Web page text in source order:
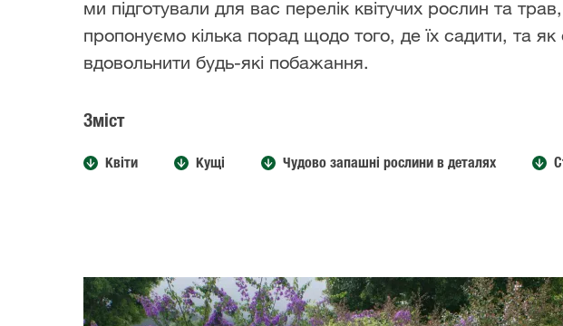
ми підготували для вас перелік квітучих рослин та
пропонуємо кілька порад щодо того, де їх садити, та
вдовольнити будь-які побажання.
Зміст
Квіти Кущі Чудово запашні рослини в деталях